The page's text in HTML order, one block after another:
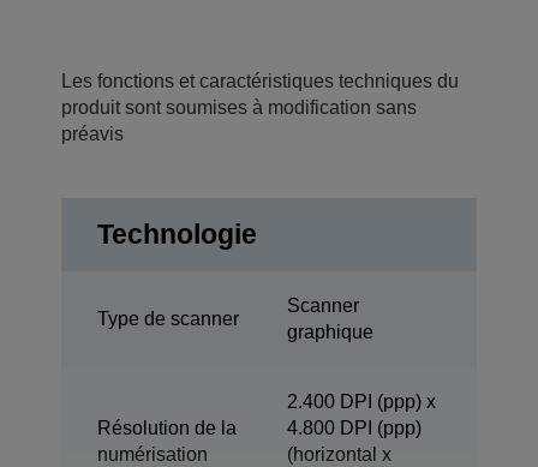
Les fonctions et caractéristiques techniques du
produit sont soumises à modification sans
préavis
Technologie
Type de scanner
Scanner
graphique
Résolution de la
numérisation
2.400 DPI (ppp) x
4.800 DPI (ppp)
(horizontal x